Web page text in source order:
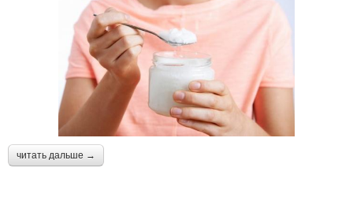
читать дальше →